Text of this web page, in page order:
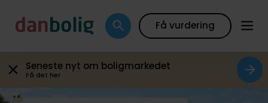
Få vurdering
Seneste nyt om boligmarkedet
Få det her
Galleri Plantegning Boligfakta Kort